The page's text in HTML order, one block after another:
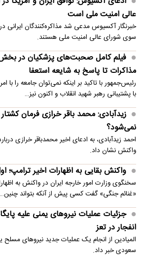
عالی امنیت ملی است
خبرنگار آکسیوس مدعی شد مذاکره‌کنندگان ایرانی در
سوی شورای عالی امنیت ملی هستند.
فیلم کامل صحبت‌های پزشکیان در
مذاکرات تا پاسخ به شایعه استعفا
رئیس‌جمهور با تاکید بر اینکه نمی‌توان جامعه را با
با پشتیبانی رهبر شهید انقلاب و اکنون نیز…
زیدآبادی: محمد باقر خرازی فرمان
نمی‌شود؟
احمد زیدآبادی، به ادعای اخیر محمدباقر خرازی
واکنش نشان داد.
واکنش بقایی به اظهارات اخیر ترامپ؛
سخنگوی وزارت امور خارجه ایران در واکنش به
«غنائم جنگی» گفت کسی پیش از آنکه بتواند چنین…
جزئیات عملیات نیروهای یمنی علیه
انفجار در تعز
المیادین از انجام یک عملیات جدید نیروهای مسلح
سعودی خبر داد.